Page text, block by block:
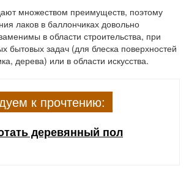
множеством преимуществ, поэтому
лаков в баллончиках довольно
в области строительства, при
бытовых задач (для блеска поверхностей
дерева) или в области искусства.
к прочтению:
деревянный пол